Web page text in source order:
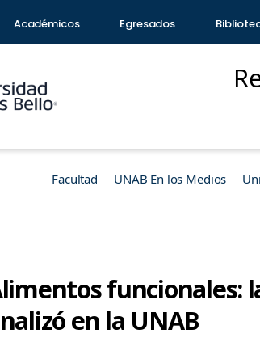
Académicos Egresados
Facultad UNAB En los Medios
funcionales:
en la UNAB